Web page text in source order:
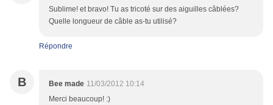
Sublime! et bravo! Tu as tricoté sur des aiguilles câblées?
Quelle longueur de câble as-tu utilisé?
Répondre
B Bee made 11/03/2012 10:14
Merci beaucoup! :)